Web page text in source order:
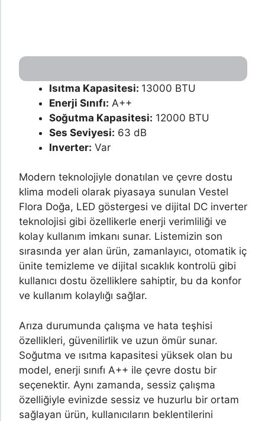
Isıtma Kapasitesi: 13000 BTU
Enerji Sınıfı: A++
Soğutma Kapasitesi: 12000 BTU
Ses Seviyesi: 63 dB
Inverter: Var
Modern teknolojiyle donatılan ve çevre dostu
klima modeli olarak piyasaya sunulan Vestel
Flora Doğa, LED göstergesi ve dijital DC inverter
teknolojisi gibi özellikerle enerji verimliliği ve
kolay kullanım imkanı sunar. Listemizin son
sırasında yer alan ürün, zamanlayıcı, otomatik iç
ünite temizleme ve dijital sıcaklık kontrolü gibi
kullanıcı dostu özelliklere sahiptir, bu da konfor
ve kullanım kolaylığı sağlar.
Arıza durumunda çalışma ve hata teşhisi
özellikleri, güvenilirlik ve uzun ömür sunar.
Soğutma ve ısıtma kapasitesi yüksek olan bu
model, enerji sınıfı A++ ile çevre dostu bir
seçenektir. Aynı zamanda, sessiz çalışma
özelliğiyle evinizde sessiz ve huzurlu bir ortam
sağlayan ürün, kullanıcıların beklentilerini